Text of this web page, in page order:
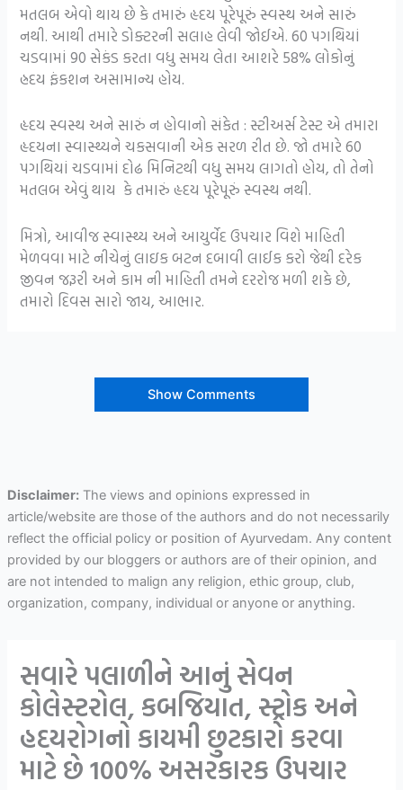
મતલબ એવો થાય છે કે તમારું હૃદય પૂરેપૂરું સ્વસ્થ અને સારું
નથી. આથી તમારે ડોક્ટરની સલાહ લેવી જોઈએ. 60 પગથિયાં
ચડવામાં 90 સેકંડ કરતા વધુ સમય લેતા આશરે 58% લોકોનું
હ્રદય ફંકશન અસામાન્ય હોય.
હૃદય સ્વસ્થ અને સારું ન હોવાનો સંકેત : સ્ટીઅર્સ ટેસ્ટ એ તમારા
હૃદયના સ્વાસ્થ્યને ચકસવાની એક સરળ રીત છે. જો તમારે 60
પગથિયાં ચડવામાં દોઢ મિનિટથી વધુ સમય લાગતો હોય, તો તેનો
મતલબ એવું થાય કે તમારું હૃદય પૂરેપૂરું સ્વસ્થ નથી.
મિત્રો, આવીજ સ્વાસ્થ્ય અને આયુર્વેદ ઉપચાર વિશે માહિતી
મેળવવા માટે નીચેનું લાઇક બટન દબાવી લાઈક કરો જેથી દરેક
જીવન જરૂરી અને કામ ની માહિતી તમને દરરોજ મળી શકે છે,
તમારો દિવસ સારો જાય, આભાર.
Show Comments
Disclaimer:The views and opinions expressed in
article/website are those of the authors and do not necessarily
reflect the official policy or position of Ayurvedam. Any content
provided by our bloggers or authors are of their opinion, and
are not intended to malign any religion, ethic group, club,
organization, company, individual or anyone or anything.
સવારે પલાળીને આનું સેવન
કોલેસ્ટરોલ, કબજિયાત, સ્ટ્રોક અને
હદયરોગનો કાયમી છુટકારો કરવા
માટે છે 100% અસરકારક ઉપચાર